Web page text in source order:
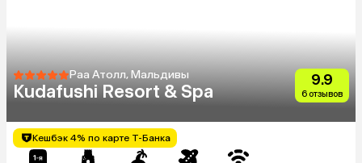
Раа Атолл, Мальдивы
Kudafushi Resort & Spa
9.9
6 отзывов
Кешбэк 4% по карте Т-Банка